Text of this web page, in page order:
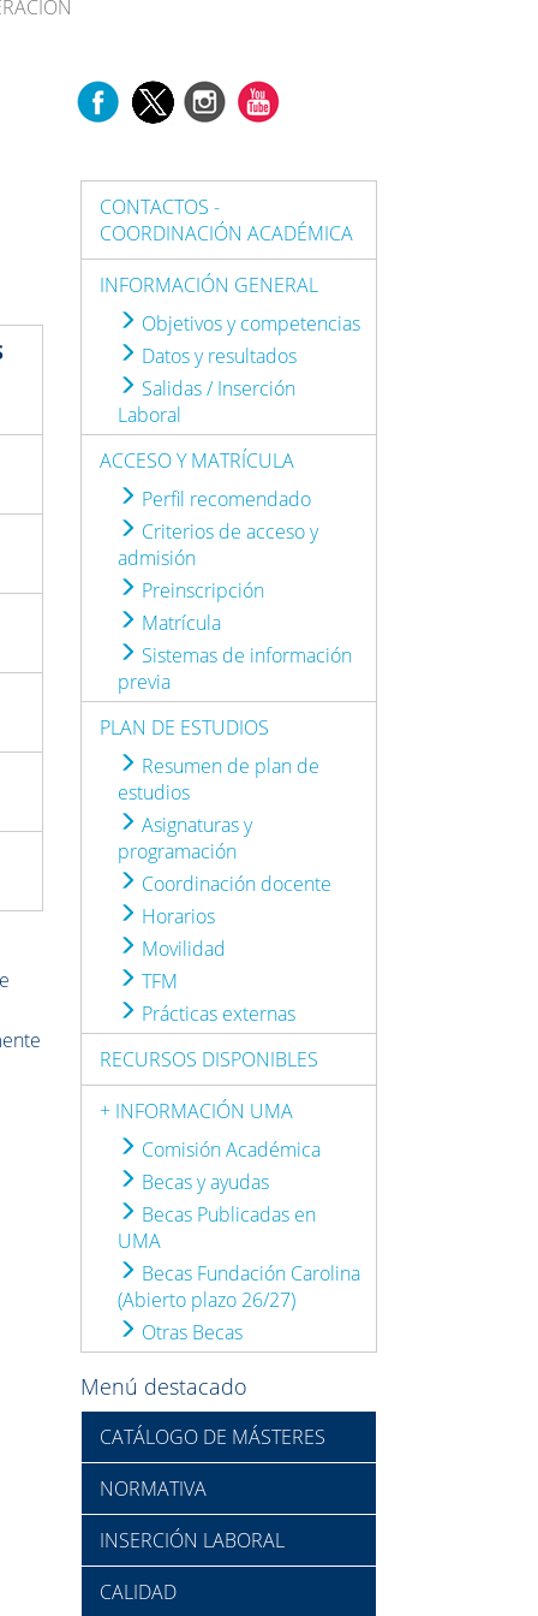
CONTACTOS -
COORDINACIÓN ACADÉMICA
INFORMACIÓN GENERAL
Objetivos y competencias
Datos y resultados
Salidas / Inserción
Laboral
ACCESO Y MATRÍCULA
Perfil recomendado
Criterios de acceso y
admisión
Preinscripción
Matrícula
Sistemas de información
previa
PLAN DE ESTUDIOS
Resumen de plan de
estudios
Asignaturas y
programación
Coordinación docente
Horarios
Movilidad
TFM
Prácticas externas
RECURSOS DISPONIBLES
+ INFORMACIÓN UMA
Comisión Académica
Becas y ayudas
Becas Publicadas en
UMA
Becas Fundación Carolina
(Abierto plazo 26/27)
Otras Becas
Menú destacado
CATÁLOGO DE MÁSTERES
NORMATIVA
INSERCIÓN LABORAL
CALIDAD